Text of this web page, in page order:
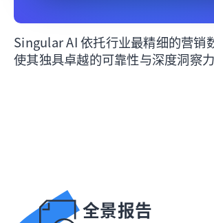
Singular AI 依托行业最精细的营销
使其独具卓越的可靠性与深度洞察力
全景报告